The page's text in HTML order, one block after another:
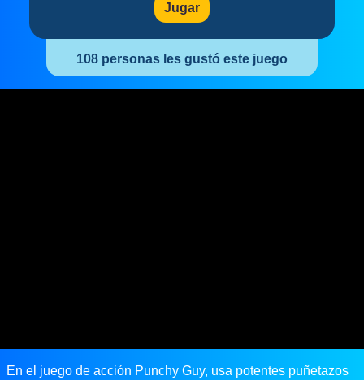
Jugar
108 personas les gustó este juego
En el juego de acción Punchy Guy, usa potentes puñetazos